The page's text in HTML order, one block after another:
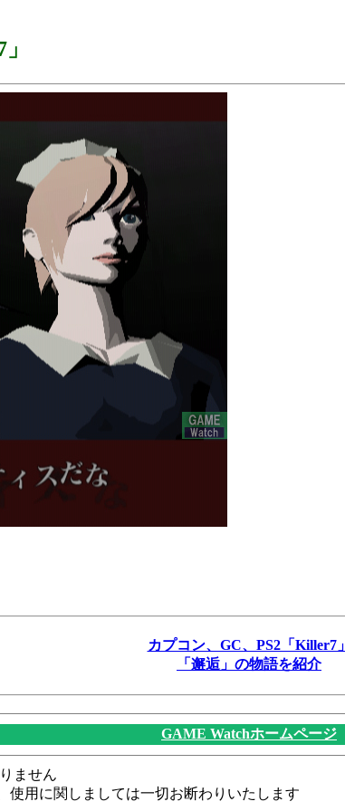
カプコン、GC、PS2「Killer7」
「邂逅」の物語を紹介
GAME Watchホームページ
ません
使用に関しましては一切お断わりいたします